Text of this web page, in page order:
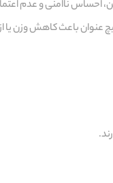
احساس ناامنی و عدم
عنوان باعث کاهش وزن